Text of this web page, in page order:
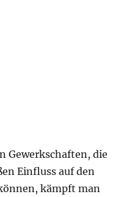
Gewerkschaften, die
Einfluss auf den
kämpft man